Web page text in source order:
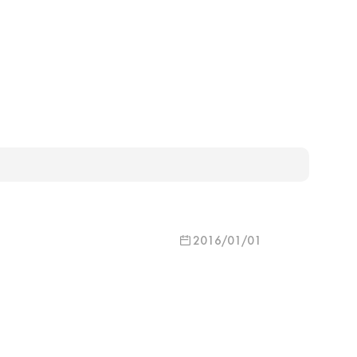
2016/01/01